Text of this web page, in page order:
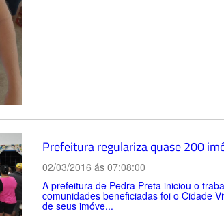
Prefeitura regulariza quase 200
02/03/2016 ás 07:08:00
A prefeitura de Pedra Preta iniciou o
comunidades beneficiadas foi o Cidade
de seus imóve...